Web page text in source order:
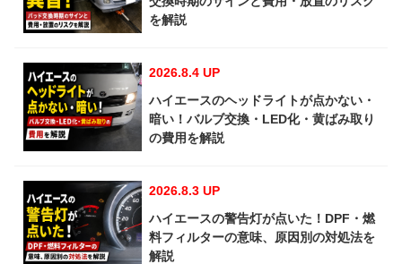
を解説
2026.8.4 UP
ハイエースのヘッドライトが点かない・
暗い！バルブ交換・LED化・黄ばみ取り
の費用を解説
2026.8.3 UP
ハイエースの警告灯が点いた！DPF・燃
料フィルターの意味、原因別の対処法を
解説